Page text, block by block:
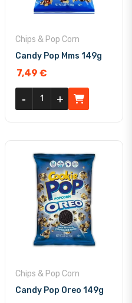
& Grape Jelly 149g
Chips & Pop Corn
Candy Pop Mms 149g
7,49€
quantité de Candy Pop Mms
+
- +
-
Chips & Pop Corn
Candy Pop Oreo 149g